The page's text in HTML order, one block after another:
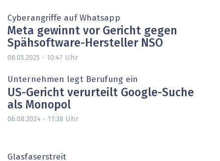
Cyberangriffe auf Whatsapp
Meta gewinnt vor Gericht gegen
Spähsoftware-Hersteller NSO
08.05.2025 - 10:47 Uhr
Unternehmen legt Berufung ein
US-Gericht verurteilt Google-Suche
als Monopol
06.08.2024 - 11:38 Uhr
Glasfaserstreit